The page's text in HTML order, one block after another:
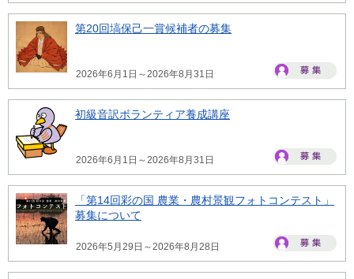
第20回塙保己一賞候補者の募集
2026年6月1日～2026年8月31日
初級音訳ボランティア養成講座
2026年6月1日～2026年8月31日
「第14回彩の国 農業・農村景観フォトコンテスト」
募集について
2026年5月29日～2026年8月28日